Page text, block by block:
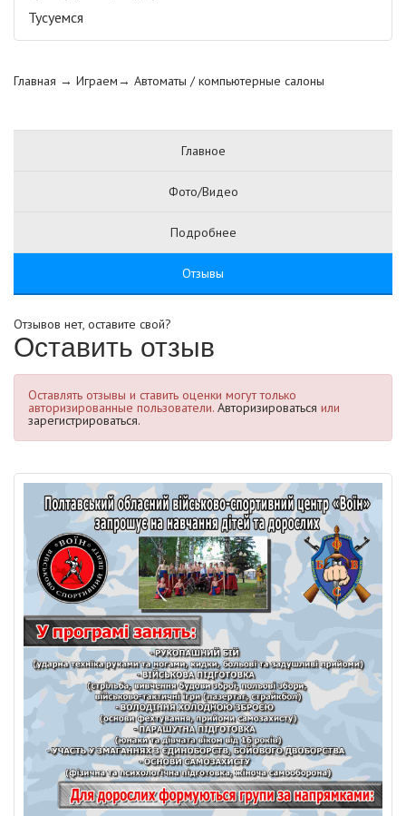
Тусуемся
Главная → Играем→ Автоматы / компьютерные салоны
Главное
Фото/Видео
Подробнее
Отзывы
Отзывов нет, оставите свой?
Оставить отзыв
Оставлять отзывы и ставить оценки могут только
авторизированные пользователи. Авторизироваться или
зарегистрироваться.